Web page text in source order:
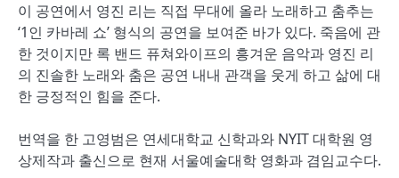
이 공연에서 영진 리는 직접 무대에 올라 노래하고 춤추는
‘1인 카바레 쇼’ 형식의 공연을 보여준 바가 있다. 죽음에 관
한 것이지만 록 밴드 퓨쳐와이프의 흥겨운 음악과 영진 리
의 진솔한 노래와 춤은 공연 내내 관객을 웃게 하고 삶에 대
한 긍정적인 힘을 준다.
번역을 한 고영범은 연세대학교 신학과와 NYIT 대학원 영
상제작과 출신으로 현재 서울예술대학 영화과 겸임교수다.